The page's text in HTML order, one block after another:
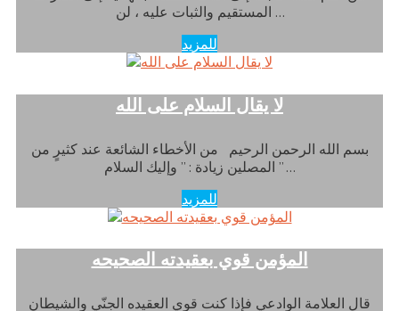
المستقيم والثبات عليه ، لن …
للمزيد
لا يقال السلام على الله
بسم الله الرحمن الرحيم من الأخطاء الشائعة عند كثيرٍ من
المصلين زيادة : ” وإليك السلام ” …
للمزيد
المؤمن قوي بعقيدته الصحيحه
قال العلامة الوادعي فإذا كنت قوي العقيده الجنّي والشيطان